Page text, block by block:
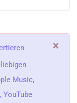
Music,
YouTube
×